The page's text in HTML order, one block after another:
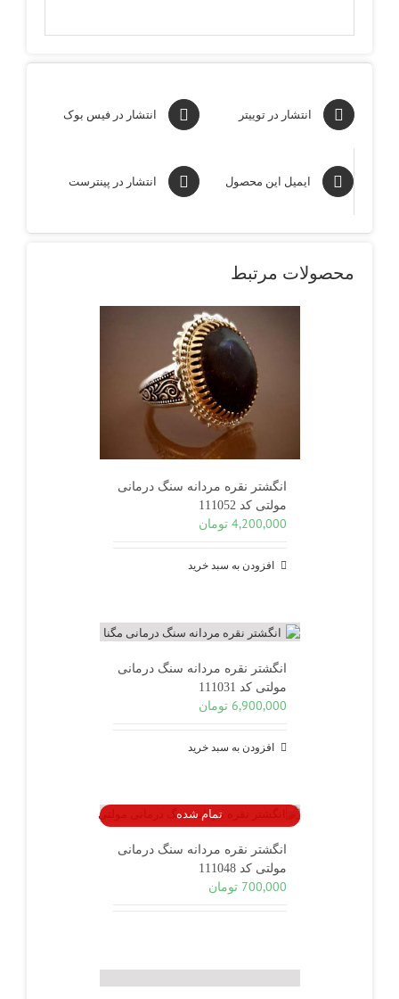
انتشار در فیس بوک انتشار در توییتر
انتشار در پینترست ایمیل این محصول
محصولات مرتبط
انگشتر نقره مردانه سنگ درمانی
مولتی کد 111052
4,200,000 تومان
افزودن به سبد خرید
انگشتر نقره مردانه سنگ درمانی
مولتی کد 111031
6,900,000 تومان
افزودن به سبد خرید
تمام شده
انگشتر نقره مردانه سنگ درمانی
مولتی کد 111048
700,000 تومان